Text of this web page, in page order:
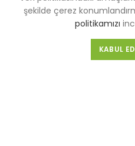
şekilde çerez
politikamızı
KABUL